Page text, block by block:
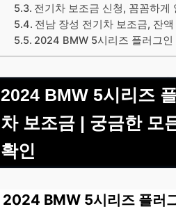
전기차 보조금 신청, 꼼꼼하게
전남 장성 전기차 보조금, 잔
2024 BMW 5시리즈 플러그
2024 BMW 5시리즈
차 보조금 | 궁금한 모
확인
2024 BMW 5시리즈 플러